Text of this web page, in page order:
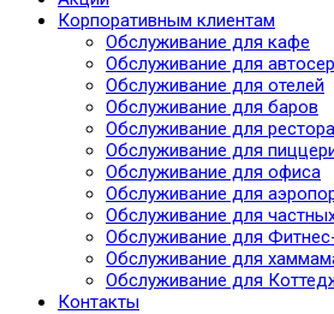
Корпоративным клиентам
Обслуживание для кафе
Обслуживание для
Обслуживание для отелей
Обслуживание для баров
Обслуживание для
Обслуживание для
Обслуживание для офиса
Обслуживание для
Обслуживание для
Обслуживание для
Обслуживание для
Обслуживание для
Контакты